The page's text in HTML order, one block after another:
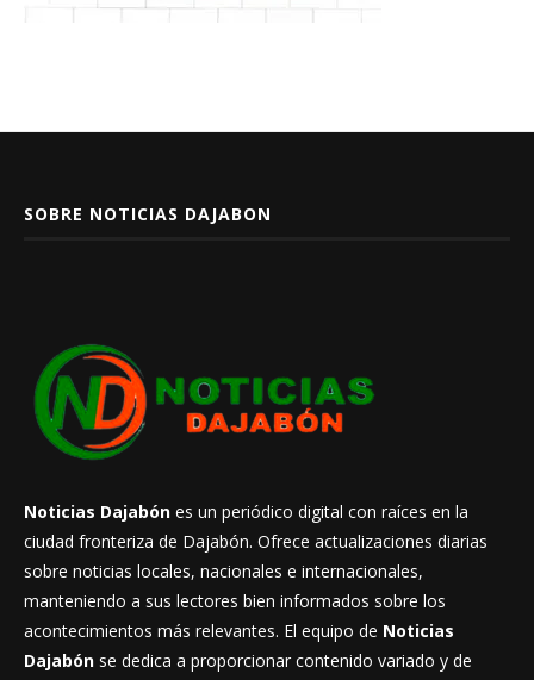
SOBRE NOTICIAS DAJABON
Noticias Dajabón es un periódico digital con raíces en la
ciudad fronteriza de Dajabón. Ofrece actualizaciones diarias
sobre noticias locales, nacionales e internacionales,
manteniendo a sus lectores bien informados sobre los
acontecimientos más relevantes. El equipo de Noticias
Dajabón se dedica a proporcionar contenido variado y de